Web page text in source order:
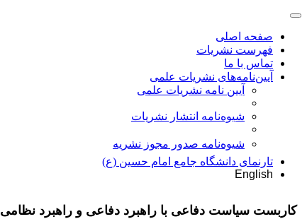
صفحه اصلی
فهرست نشریات
تماس با ما
آیین‌نامه‌های نشریات علمی
آیین نامه نشریات علمی
شیوه‌نامه انتشار نشریات
شیوهنامه صدور مجوز نشریه
تارنمای دانشگاه جامع امام حسین (ع)
English
کاربست سیاست دفاعی با راهبرد دفاعی و راهبرد نظامی